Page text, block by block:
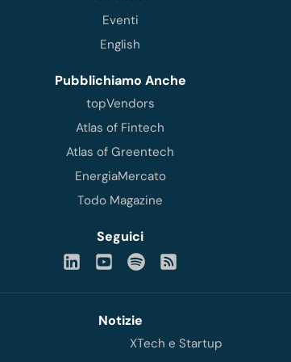
Eventi
English
Pubblichiamo Anche
topVendors
Atlas of Fintech
Atlas of Greentech
EnergiaMercato
Todo Magazine
Seguici
Notizie
XTech e Startup